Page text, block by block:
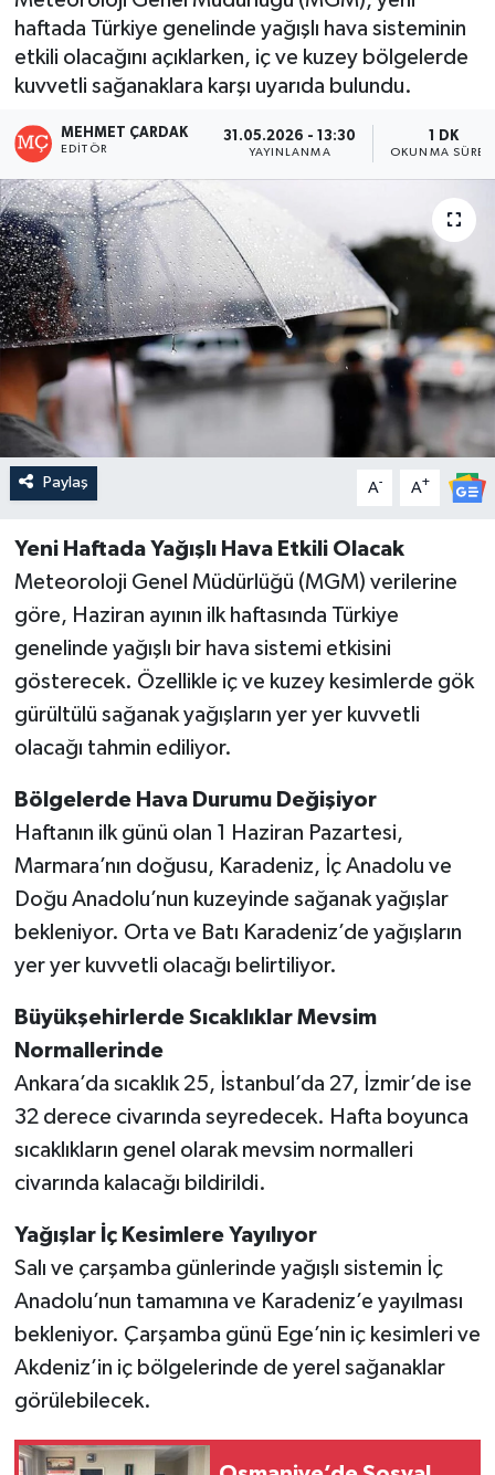
haftada Türkiye genelinde yağışlı hava sisteminin
etkili olacağını açıklarken, iç ve kuzey bölgelerde
kuvvetli sağanaklara karşı uyarıda bulundu.
MEHMET ÇARDAK
EDITÖR
31.05.2026 - 13:30
YAYINLANMA
1 DK
OKUNMA
Paylaş A- A+
Yeni Haftada Yağışlı Hava Etkili Olacak
Meteoroloji Genel Müdürlüğü (MGM) verilerine
göre, Haziran ayının ilk haftasında Türkiye
genelinde yağışlı bir hava sistemi etkisini
gösterecek. Özellikle iç ve kuzey kesimlerde gök
gürültülü sağanak yağışların yer yer kuvvetli
olacağı tahmin ediliyor.
Bölgelerde Hava Durumu Değişiyor
Haftanın ilk günü olan 1 Haziran Pazartesi,
Marmara’nın doğusu, Karadeniz, İç Anadolu ve
Doğu Anadolu’nun kuzeyinde sağanak yağışlar
bekleniyor. Orta ve Batı Karadeniz’de yağışların
yer yer kuvvetli olacağı belirtiliyor.
Büyükşehirlerde Sıcaklıklar Mevsim
Normallerinde
Ankara’da sıcaklık 25, İstanbul’da 27, İzmir’de ise
32 derece civarında seyredecek. Hafta boyunca
sıcaklıkların genel olarak mevsim normalleri
civarında kalacağı bildirildi.
Yağışlar İç Kesimlere Yayılıyor
Salı ve çarşamba günlerinde yağışlı sistemin İç
Anadolu’nun tamamına ve Karadeniz’e yayılması
bekleniyor. Çarşamba günü Ege’nin iç kesimleri ve
Akdeniz’in iç bölgelerinde de yerel sağanaklar
görülebilecek.